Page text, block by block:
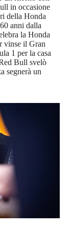
in occasione
della Honda
anni dalla
la Honda
vinse il Gran
1 per la casa
Bull svelò
segnerà un